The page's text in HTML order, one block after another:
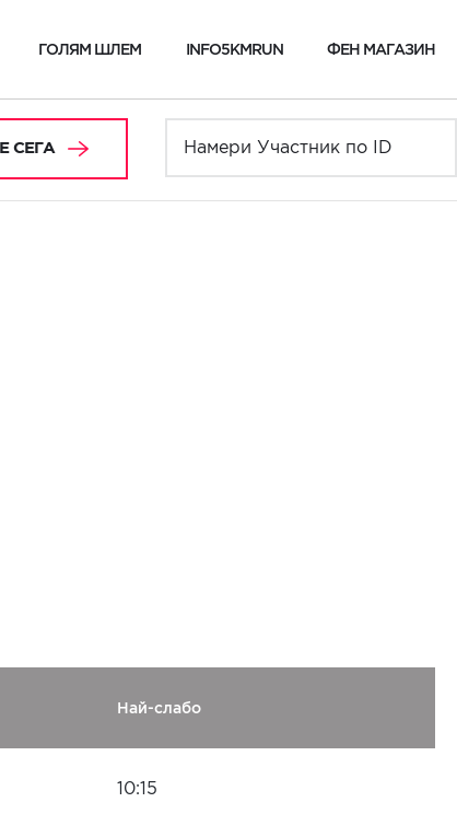
ГОЛЯМ ШЛЕМ INFO5KMRUN ФЕН МАГАЗИН
СЕГА
Най-слабо
10:15